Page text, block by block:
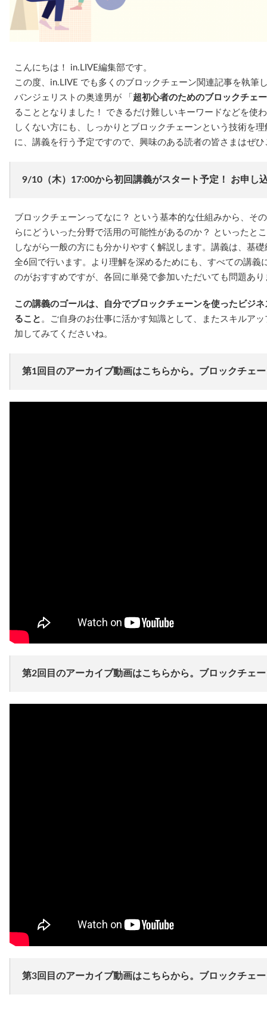
こんにちは！ in.LIVE編集部です。
この度、in.LIVE でも多くのブロックチェーン関連記事を執筆
バンジェリストの奥達男が 「 超初心者のためのブロックチェ
ることとなりました！ できるだけ難しいキーワードなどを使
しくない方にも、しっかりとブロックチェーンという技術を
に、講義を行う予定ですので、興味のある読者の皆さまはぜ
9/10（木）17:00から初回講義がスタート予定！ お申し
ブロックチェーンってなに？ という基本的な仕組みから、そ
らにどういった分野で活用の可能性があるのか？ といったと
しながら一般の方にも分かりやすく解説します。講義は、基
全6回で行います。より理解を深めるためにも、すべての講義
のがおすすめですが、各回に単発で参加いただいても問題あり
この講義のゴールは、自分でブロックチェーンを使ったビジ
ること 。ご自身のお仕事に活かす知識として、またスキルア
加してみてくださいね。
第1回目のアーカイブ動画はこちらから。ブロックチェ
第2回目のアーカイブ動画はこちらから。ブロックチェ
第3回目のアーカイブ動画はこちらから。ブロックチェ